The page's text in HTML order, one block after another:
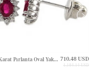
0.16 Karat Pırlanta Oval Yakut Halo Çivili Altın Küpe 710.48 USD
1,184.14 USD